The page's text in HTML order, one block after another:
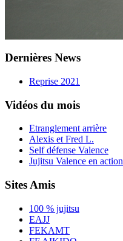
Dernières News
Reprise 2021
Vidéos du mois
Etranglement arrière
Alexis et Fred L.
Self défense Valence
Jujitsu Valence en action
Sites Amis
100 % jujitsu
EAJJ
FEKAMT